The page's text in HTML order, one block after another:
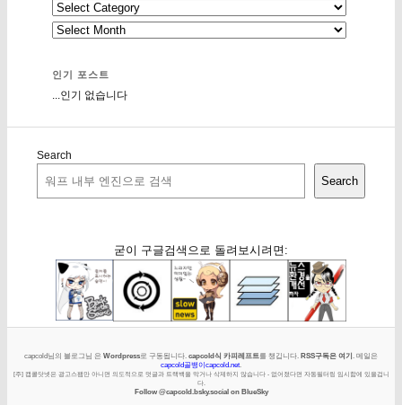
인기 포스트
...인기 없습니다
Search
Search
굳이 구글검색으로 돌려보시려면:
capcold님의 블로그님 은 Wordpress로 구동됩니다. capcold식 카피레프트를 챙깁니다. RSS구독은 여기. 메일은
capcold골뱅이capcold.net.
[주] 캡콜닷넷은 광고스팸만 아니면 의도적으로 덧글과 트랙백을 막거나 삭제하지 않습니다 - 없어졌다면 자동필터링 임시함에 있을겁니
다.
Follow @capcold.bsky.social on BlueSky